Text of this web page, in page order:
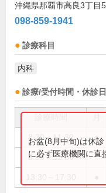
沖縄県那覇市高良3丁目
098-859-1941
診療科目
内科
診療/受付時間・休診日
8:30～11:30 ●
8:30～12:30
お盆(8月中旬)は休
に必ず医療機関に直